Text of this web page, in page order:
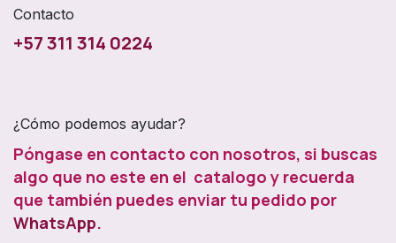
Contacto
+57 311 314 0224
¿Cómo podemos ayudar?
Póngase en contacto con nosotros, si buscas
algo que no este en el catalogo y recuerda
que también puedes enviar tu pedido por
WhatsApp.